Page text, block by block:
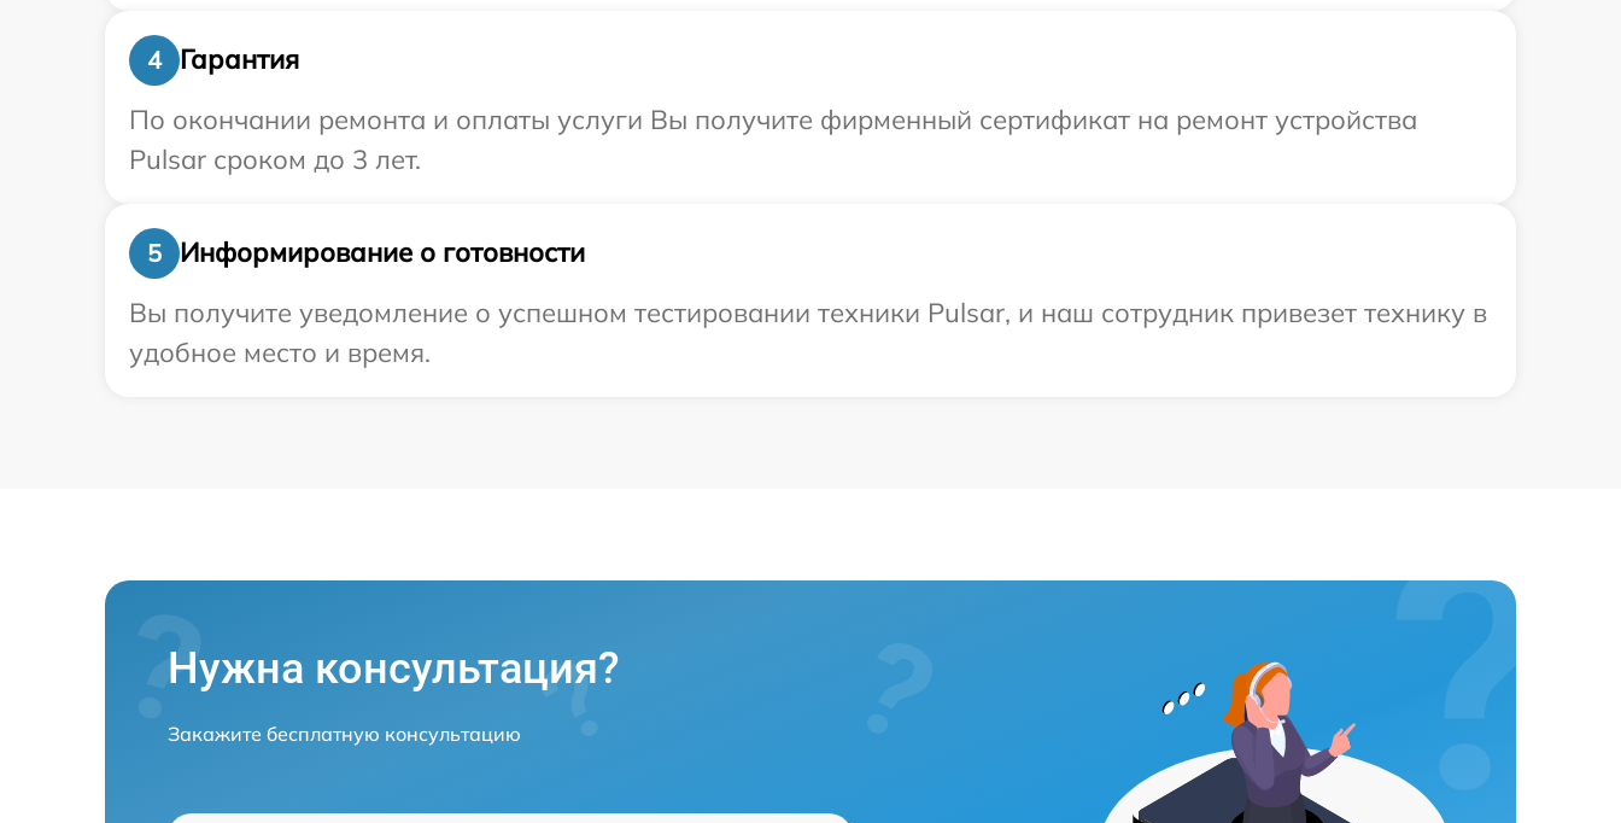
4
Гарантия
По окончании ремонта и оплаты услуги Вы получите фирменный сертификат на ремонт устройства
Pulsar сроком до 3 лет.
5
Информирование о готовности
Вы получите уведомление о успешном тестировании техники Pulsar, и наш сотрудник привезет технику в
удобное место и время.
Нужна консультация?
Закажите бесплатную консультацию